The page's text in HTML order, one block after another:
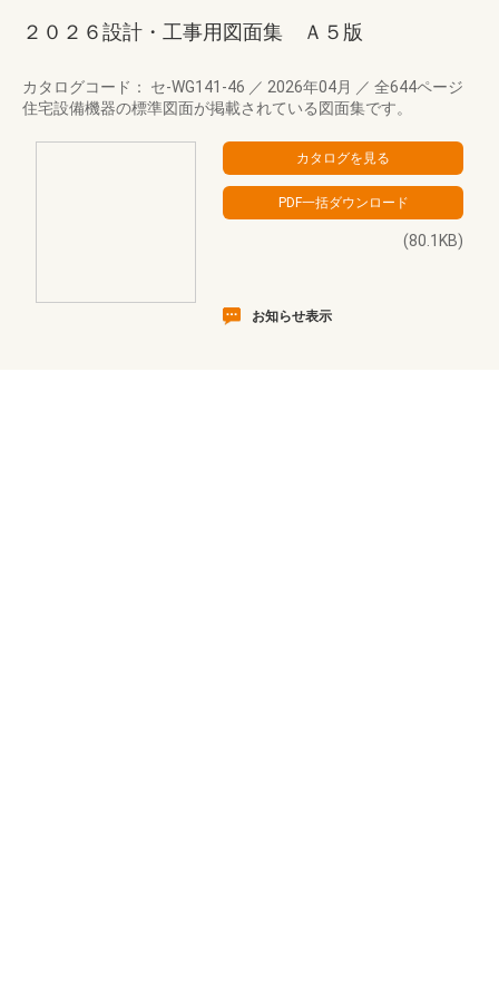
２０２６設計・工事用図面集 Ａ５版
カタログコード： セ-WG141-46 ／ 2026年04月 ／ 全644ページ
住宅設備機器の標準図面が掲載されている図面集です。
(80.1KB)
お知らせ表示